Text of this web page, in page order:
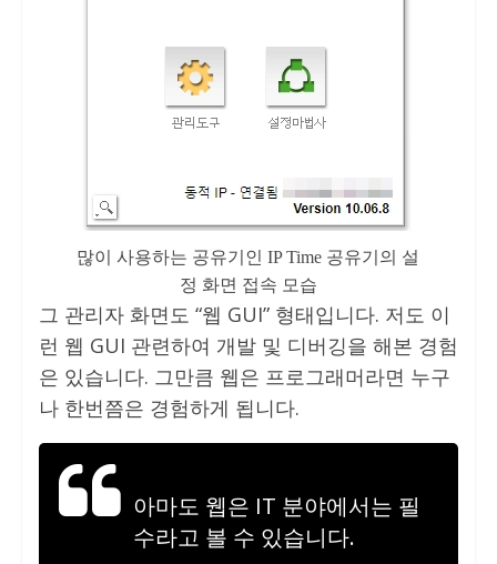
많이 사용하는 공유기인 IP Time 공유기의 설
정 화면 접속 모습
그 관리자 화면도 “웹 GUI” 형태입니다. 저도 이
런 웹 GUI 관련하여 개발 및 디버깅을 해본 경험
은 있습니다. 그만큼 웹은 프로그래머라면 누구
나 한번쯤은 경험하게 됩니다.
아마도 웹은 IT 분야에서는 필
수라고 볼 수 있습니다.